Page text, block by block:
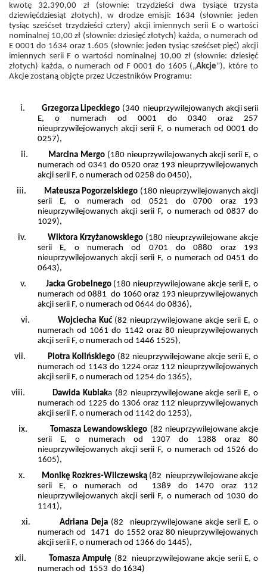
kwotę 32.390,00 zł (słownie: trzydzieści dwa tysiące trzysta
dziewięćdziesiąt złotych), w drodze emisji: 1634 (słownie: jeden
tysiąc sześćset trzydzieści cztery) akcji imiennych serii E o wartości
nominalnej 10,00 zł (słownie: dziesięć złotych) każda, o numerach od
E 0001 do 1634 oraz 1.605 (słownie: jeden tysiąc sześćset pięć) akcji
imiennych serii F o wartości nominalnej 10,00 zł (słownie: dziesięć
złotych) każda, o numerach od F 0001 do 1605 („Akcje”), które to
Akcje zostaną objęte przez Uczestników Programu:
i. Grzegorza Lipeckiego (340 nieuprzywilejowanych akcji serii
E, o numerach od 0001 do 0340 oraz 257
nieuprzywilejowanych akcji serii F, o numerach od 0001 do
0257),
ii. Marcina Mergo(180 nieuprzywilejowanych akcji serii E, o
numerach od 0341 do 0520 oraz 193 nieuprzywilejowanych
akcji serii F, o numerach od 0258 do 0450),
iii. Mateusza Pogorzelskiego (180 nieuprzywilejowanych akcji
serii E, o numerach od 0521 do 0700 oraz 193
nieuprzywilejowanych akcji serii F, o numerach od 0837 do
1029),
iv. Wiktora Krzyżanowskiego (180 nieuprzywilejowane akcje
serii E, o numerach od 0701 do 0880 oraz 193
nieuprzywilejowanych akcji serii F, o numerach od 0451 do
0643),
v. Jacka Grobelnego(180 nieuprzywilejowane akcje serii E, o
numerach od 0881 do 1060 oraz 193 nieuprzywilejowanych
akcji serii F, o numerach od 0644 do 0836),
vi. Wojciecha Kuć(82 nieuprzywilejowane akcje serii E, o
numerach od 1061 do 1142 oraz 80 nieuprzywilejowanych
akcji serii F, o numerach od 1446 1525),
vii. Piotra Kolińskiego(82 nieuprzywilejowane akcje serii E, o
numerach od 1143 do 1224 oraz 112 nieuprzywilejowanych
akcji serii F, o numerach od 1254 do 1365),
viii. Dawida Kubiaka (82 nieuprzywilejowane akcje serii E, o
numerach od 1225 do 1306 oraz 112 nieuprzywilejowanych
akcji serii F, o numerach od 1142 do 1253),
ix. Tomasza Lewandowskiego (82 nieuprzywilejowane akcje
serii E, o numerach od 1307 do 1388 oraz 80
nieuprzywilejowanych akcji serii F, o numerach od 1526 do
1605),
x. Monikę Rozkres-Wilczewską(82 nieuprzywilejowane akcje
serii E, o numerach od 1389 do 1470 oraz 112
nieuprzywilejowanych akcji serii F, o numerach od 1030 do
1141),
xi. Adriana Deja (82 nieuprzywilejowane akcje serii E, o
numerach od 1471 do 1552 oraz 80 nieuprzywilejowanych
akcji serii F, o numerach od 1366 do 1445),
xii. Tomasza Ampułę (82 nieuprzywilejowane akcje serii E, o
numerach od 1553 do 1634)